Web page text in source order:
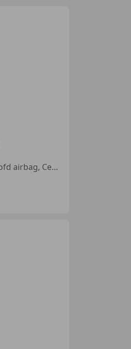
Alarm, Niet-rokers auto, Met onderhoudshistorie, Lichtmetalen velgen, Airbag bestuurder, Hoofd airbag, Centrale deurvergrendeling met afstandsbediening, Airbag passagier